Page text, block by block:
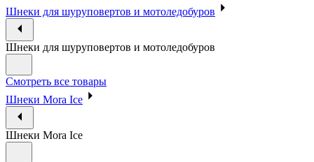
Шнеки для шуруповертов и мотоледобуров
Шнеки для шуруповертов и мотоледобуров
Смотреть все товары
Шнеки Mora Ice
Шнеки Mora Ice